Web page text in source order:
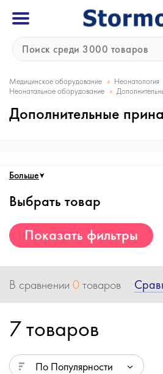
Медицинское оборудование » Неонатология
Неонатальное оборудование »
Дополнительные
Больше
Выбрать товар
Показать фильтры
В сравнении 0товаров
7 товаров
По Популярности